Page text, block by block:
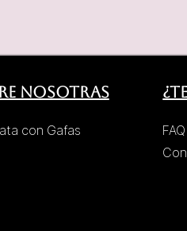
nosotras
con Gafas
FAQ